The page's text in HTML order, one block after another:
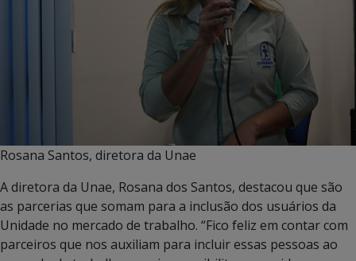
Rosana Santos, diretora da Unae
A diretora da Unae, Rosana dos Santos, destacou que são
as parcerias que somam para a inclusão dos usuários da
Unidade no mercado de trabalho. “Fico feliz em contar com
parceiros que nos auxiliam para incluir essas pessoas ao